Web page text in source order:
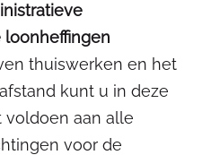
thuiswerken en het
kunt u in deze
voldoen aan alle
voor de